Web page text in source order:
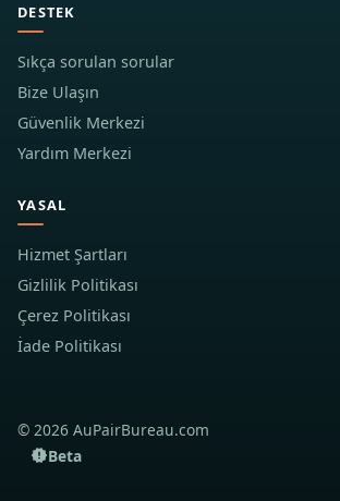
DESTEK
Sıkça sorulan sorular
Bize Ulaşın
Güvenlik Merkezi
Yardım Merkezi
YASAL
Hizmet Şartları
Gizlilik Politikası
Çerez Politikası
İade Politikası
© 2026 AuPairBureau.com
Beta